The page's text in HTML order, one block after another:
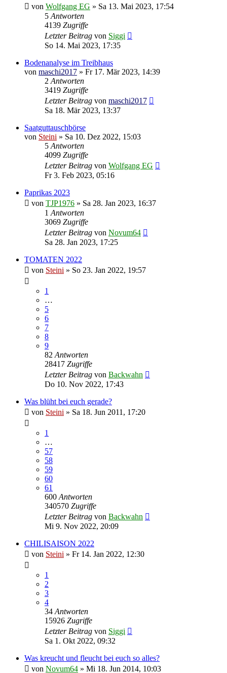
von Wolfgang EG » Sa 13. Mai 2023, 17:54
5 Antworten
4139 Zugriffe
Letzter Beitrag von Siggi
So 14. Mai 2023, 17:35
Bodenanalyse im Treibhaus
von maschi2017 » Fr 17. Mär 2023, 14:39
2 Antworten
3419 Zugriffe
Letzter Beitrag von maschi2017
Sa 18. Mär 2023, 13:37
Saatguttauschbörse
von Steini » Sa 10. Dez 2022, 15:03
5 Antworten
4099 Zugriffe
Letzter Beitrag von Wolfgang EG
Fr 3. Feb 2023, 05:16
Paprikas 2023
von TJP1976 » Sa 28. Jan 2023, 16:37
1 Antworten
3069 Zugriffe
Letzter Beitrag von Novum64
Sa 28. Jan 2023, 17:25
TOMATEN 2022
von Steini » So 23. Jan 2022, 19:57
1
…
5
6
7
8
9
82 Antworten
28417 Zugriffe
Letzter Beitrag von Backwahn
Do 10. Nov 2022, 17:43
Was blüht bei euch gerade?
von Steini » Sa 18. Jun 2011, 17:20
1
…
57
58
59
60
61
600 Antworten
340570 Zugriffe
Letzter Beitrag von Backwahn
Mi 9. Nov 2022, 20:09
CHILISAISON 2022
von Steini » Fr 14. Jan 2022, 12:30
1
2
3
4
34 Antworten
15926 Zugriffe
Letzter Beitrag von Siggi
Sa 1. Okt 2022, 09:32
Was kreucht und fleucht bei euch so alles?
von Novum64 » Mi 18. Jun 2014, 10:03